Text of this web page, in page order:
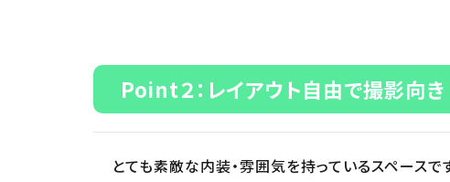
Point２：レイアウト自由で撮影向き
とても素敵な内装・雰囲気を持っているスペース